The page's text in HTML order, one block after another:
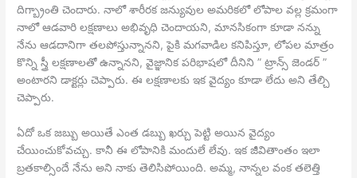
దిగ్బ్రాంతి చెందారు. నాలో శారీరక జన్యువుల అమరికలో లోపాల వల్ల క్రమంగా
నాలో ఆడవారి లక్షణాలు అభివృధి చెందాయని, మానసికంగా కూడా నన్ను
నేను ఆడదానిగా తలపోస్తున్నానని, పైకి మగవాడిల కనిపిస్తూ, లోపల మాత్రం
కొన్ని స్త్రీ లక్షణాలతో ఉన్నానని, వైజ్ఞానిక పరిభాషలో దీనిని ” ట్రాన్స్ జెండర్ ”
అంటారని డాక్టర్లు చెప్పారు. ఈ లక్షణాలకు ఇక వైద్యం కూడా లేదు అని తేల్చి
చెప్పారు.
ఏదో ఒక జబ్బు అయితే ఎంత డబ్బు ఖర్చు పెట్టి అయిన వైద్యం
చేయించుకోవచ్చు. కానీ ఈ లోపానికి మందులే లేవు. ఇక జీవితాంతం ఇలా
బ్రతకాల్సిందే నేను అని నాకు తెలిసిపోయింది. అమ్మ, నాన్నల వంక తలెత్తి